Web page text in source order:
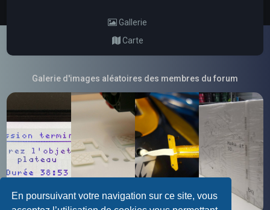
En poursuivant votre navigation sur ce site, vous
Gallerie
Carte
Galerie d'images aléatoires des membres du forum